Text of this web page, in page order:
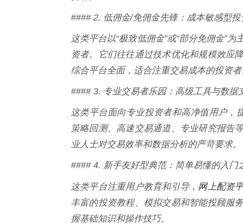
#### 2. 低佣金/免佣金先锋：成本敏感型
这类平台以“极致低佣金”或“部分免佣金”
资者。它们往往通过技术优化和规模效应
综合平台全面，适合注重交易成本的投资者
#### 3. 专业交易者乐园：高级工具与数据
这类平台面向专业投资者和高净值用户，
策略回测、高速交易通道、专业研究报告
业人士对交易效率和数据分析的严苛要求。
#### 4. 新手友好型典范：简单易懂的入门
这类平台注重用户教育和引导， 网上配资
丰富的投资教程、模拟交易和智能投顾服
握基础知识和操作技巧。